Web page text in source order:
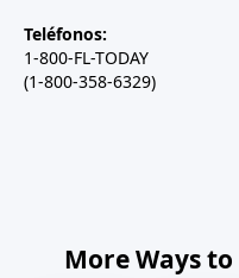
Teléfonos:
1-800-FL-TODAY
(1-800-358-6329)
More Ways